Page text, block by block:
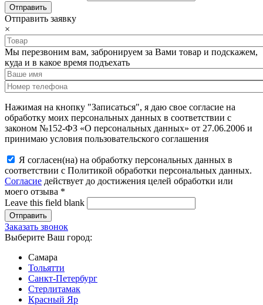
Отправить заявку
×
Мы перезвоним вам, забронируем за Вами товар и подскажем,
куда и в какое время подъехать
Нажимая на кнопку "Записаться", я даю свое согласие на
обработку моих персональных данных в соответствии с
законом №152-ФЗ «О персональных данных» от 27.06.2006 и
принимаю условия пользовательского соглашения
Я согласен(на) на обработку персональных данных в
соответствии с Политикой обработки персональных данных.
Согласие действует до достижения целей обработки или
моего отзыва *
Leave this field blank
Заказать звонок
Выберите Ваш город:
Самара
Тольятти
Санкт-Петербург
Стерлитамак
Красный Яр